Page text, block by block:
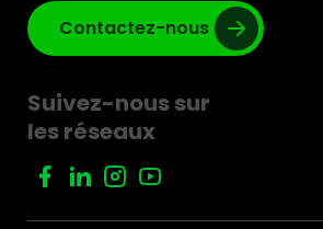
Contactez-nous
Suivez-nous sur
les réseaux